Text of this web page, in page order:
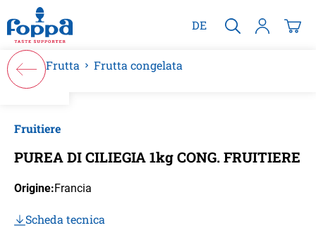
principale
DE
Frutta Frutta congelata
Fruitiere
PUREA DI CILIEGIA 1kg CONG. FRUITIERE
Origine:Francia
Scheda tecnica